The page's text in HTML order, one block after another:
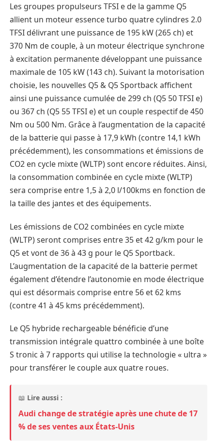
Les groupes propulseurs TFSI e de la gamme Q5
allient un moteur essence turbo quatre cylindres 2.0
TFSI délivrant une puissance de 195 kW (265 ch) et
370 Nm de couple, à un moteur électrique synchrone
à excitation permanente développant une puissance
maximale de 105 kW (143 ch). Suivant la motorisation
choisie, les nouvelles Q5 & Q5 Sportback affichent
ainsi une puissance cumulée de 299 ch (Q5 50 TFSI e)
ou 367 ch (Q5 55 TFSI e) et un couple respectif de 450
Nm ou 500 Nm. Grâce à l’augmentation de la capacité
de la batterie qui passe à 17,9 kWh (contre 14,1 kWh
précédemment), les consommations et émissions de
CO2 en cycle mixte (WLTP) sont encore réduites. Ainsi,
la consommation combinée en cycle mixte (WLTP)
sera comprise entre 1,5 à 2,0 l/100kms en fonction de
la taille des jantes et des équipements.
Les émissions de CO2 combinées en cycle mixte
(WLTP) seront comprises entre 35 et 42 g/km pour le
Q5 et vont de 36 à 43 g pour le Q5 Sportback.
L’augmentation de la capacité de la batterie permet
également d’étendre l’autonomie en mode électrique
qui est désormais comprise entre 56 et 62 kms
(contre 41 à 45 kms précédemment).
Le Q5 hybride rechargeable bénéficie d’une
transmission intégrale quattro combinée à une boîte
S tronic à 7 rapports qui utilise la technologie « ultra »
pour transférer le couple aux quatre roues.
📖 Lire aussi :
Audi change de stratégie après une chute de 17
% de ses ventes aux États-Unis